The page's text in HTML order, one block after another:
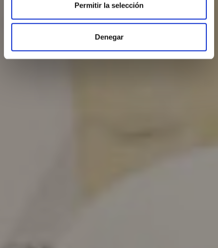
Permitir la selección
Denegar